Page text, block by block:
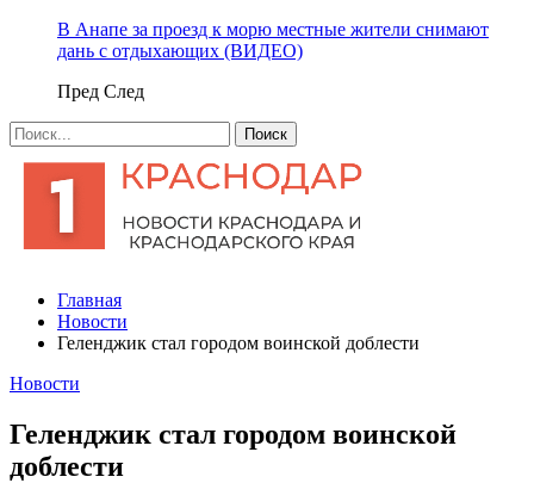
В Анапе за проезд к морю местные жители снимают
дань с отдыхающих (ВИДЕО)
Пред След
Главная
Новости
Геленджик стал городом воинской доблести
Новости
Геленджик стал городом воинской
доблести